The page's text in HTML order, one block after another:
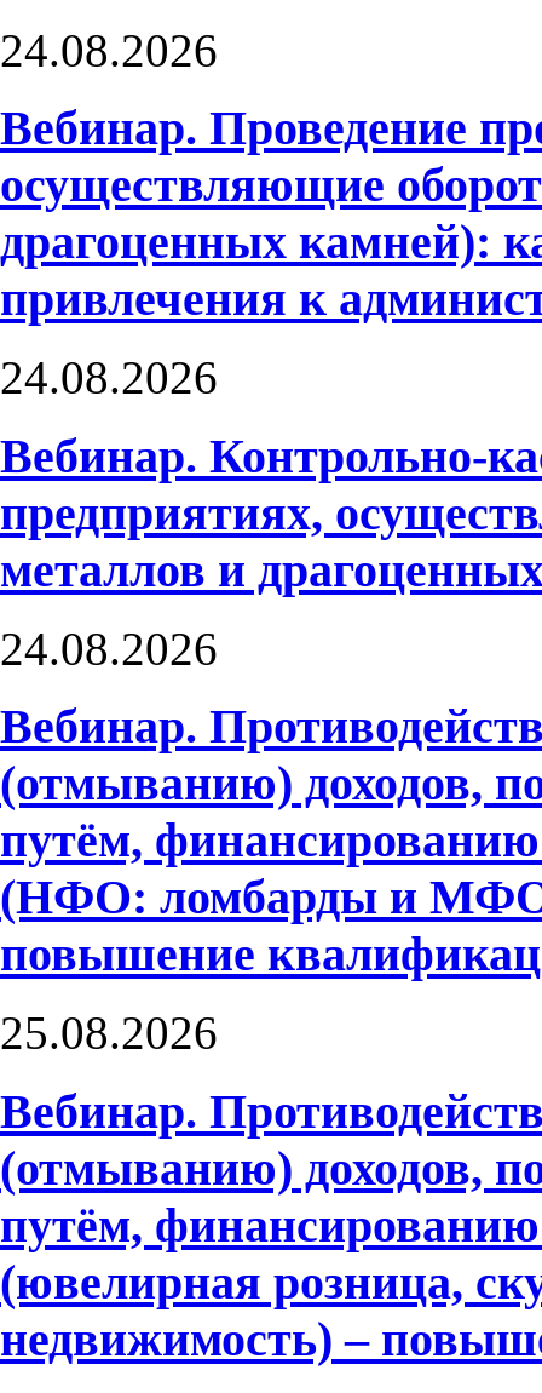
24.08.2026
Вебинар. Проведение
осуществляющие
драгоценных камней):
привлечения к
24.08.2026
Вебинар. Контрольно-
предприятиях,
металлов и
24.08.2026
Вебинар.
(отмыванию) доходов,
путём,
(НФО: ломбарды и МФО)
повышение
25.08.2026
Вебинар.
(отмыванию) доходов,
путём,
(ювелирная розница,
недвижимость) –